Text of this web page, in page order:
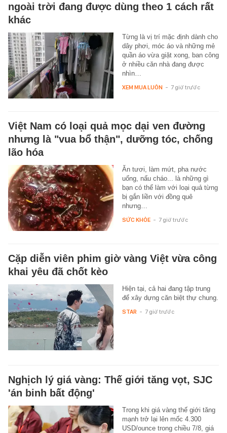
ngoài trời đang được dùng theo 1 cách rất
khác
Từng là vị trí mặc định dành cho
dây phơi, móc áo và những mẻ
quần áo vừa giặt xong, ban công
ở nhiều căn nhà đang được
nhìn…
XEM MUA LUÔN - 7 giờ trước
Việt Nam có loại quả mọc dại ven đường
nhưng là "vua bổ thận", dưỡng tóc, chống
lão hóa
Ăn tươi, làm mứt, pha nước
uống, nấu cháo... là những gì
bạn có thể làm với loại quả từng
bị gắn liền với đồng quê
nhưng…
SỨC KHỎE - 7 giờ trước
Cặp diễn viên phim giờ vàng Việt vừa công
khai yêu đã chốt kèo
Hiện tại, cả hai đang tập trung
để xây dựng căn biệt thự chung.
STAR - 7 giờ trước
Nghịch lý giá vàng: Thế giới tăng vọt, SJC
'án binh bất động'
Trong khi giá vàng thế giới tăng
mạnh trở lại lên mốc 4.300
USD/ounce trong chiều 7/8, giá